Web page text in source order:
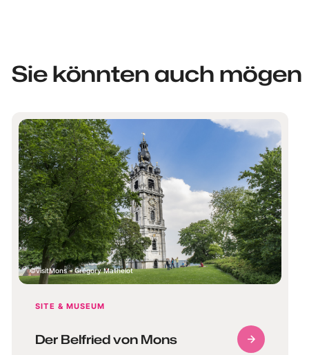
Sie könnten auch mögen
visitMons - Grégory Mathelot
SITE & MUSEUM
Der Belfried von Mons